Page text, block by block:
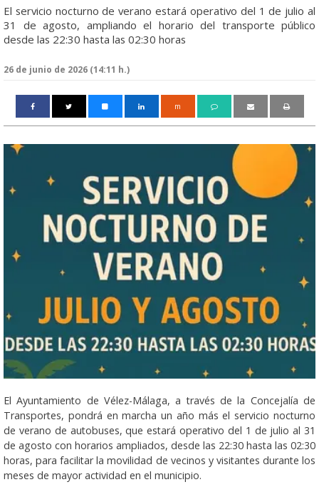
El servicio nocturno de verano estará operativo del 1 de julio al
31 de agosto, ampliando el horario del transporte público
desde las 22:30 hasta las 02:30 horas
26 de junio de 2026 (14:11 h.)
m
El Ayuntamiento de Vélez-Málaga, a través de la Concejalía de
Transportes, pondrá en marcha un año más el servicio nocturno
de verano de autobuses, que estará operativo del 1 de julio al 31
de agosto con horarios ampliados, desde las 22:30 hasta las 02:30
horas, para facilitar la movilidad de vecinos y visitantes durante los
meses de mayor actividad en el municipio.